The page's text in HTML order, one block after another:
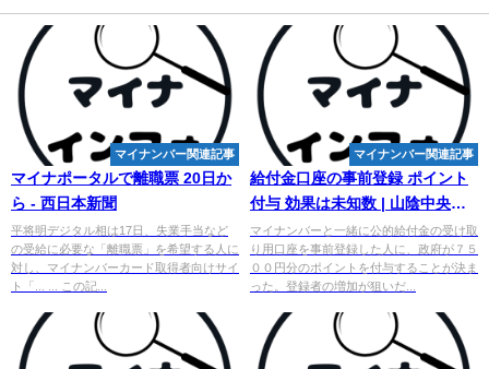
マイナンバー関連記事
マイナポータルで離職票 20日か
ら - 西日本新聞
平将明デジタル相は17日、失業手当など
の受給に必要な「離職票」を希望する人に
対し、マイナンバーカード取得者向けサイ
ト「... ... この記...
マイナンバー関連記事
給付金口座の事前登録 ポイント
付与 効果は未知数 | 山陰中央新
報デジタル
マイナンバーと一緒に公的給付金の受け取
り用口座を事前登録した人に、政府が７５
００円分のポイントを付与することが決ま
った。登録者の増加が狙いだ...